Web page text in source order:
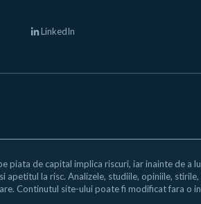
LinkedIn
piata de capital implica riscuri, iar inainte de a
apetitul la risc. Analizele, studiile, opiniile,
Continutul site-ului poate fi modificat fara o